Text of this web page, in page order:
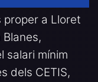
proper a Lloret
Blanes,
salari mínim
dels CETIS,